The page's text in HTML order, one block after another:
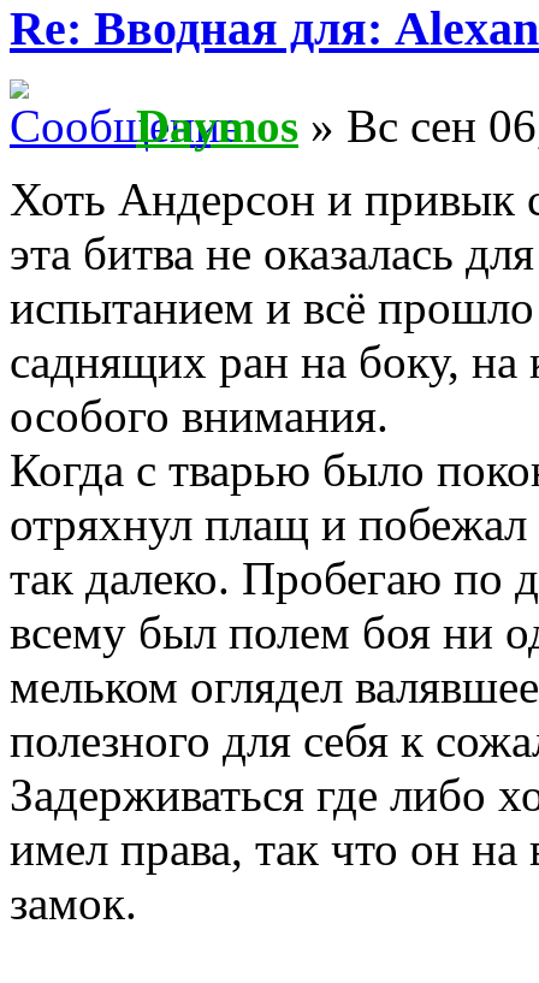
Re: Вводная для:
Daymos » Вс сен
Хоть Андерсон и привык
эта битва не оказалась
испытанием и всё прошло
саднящих ран на боку,
особого внимания.
Когда с тварью было
отряхнул плащ и
так далеко. Пробегаю по
всему был полем боя ни
мельком оглядел
полезного для себя к
Задерживаться где либо
имел права, так что он на
замок.